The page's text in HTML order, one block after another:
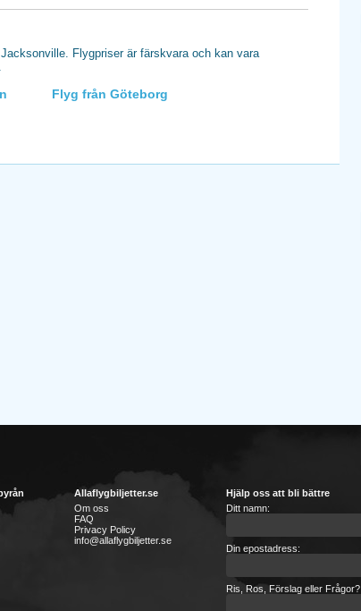
Flygpriser är färskvara och kan vara
Flyg från Göteborg
Allaflygbiljetter.se
Om oss
FAQ
Privacy Policy
info@allaflygbiljetter.se
Hjälp oss att bli bättre
Ditt namn:
Din epostadress:
Ris, Ros, Förslag eller Frågor?